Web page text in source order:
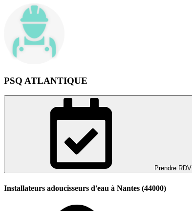
PSQ ATLANTIQUE
Prendre RDV
Installateurs adoucisseurs d'eau à Nantes (44000)